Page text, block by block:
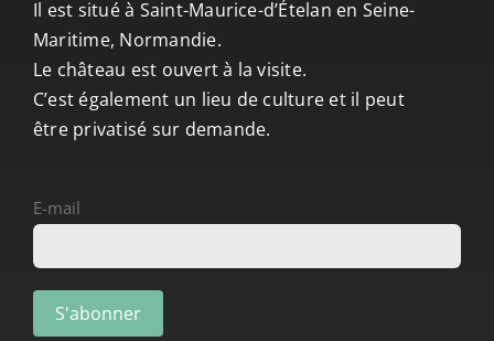
Il est situé à Saint-Maurice-d’Ételan en Seine-
Maritime, Normandie.
Le château est ouvert à la visite.
C’est également un lieu de culture et il peut
être privatisé sur demande.
E-mail